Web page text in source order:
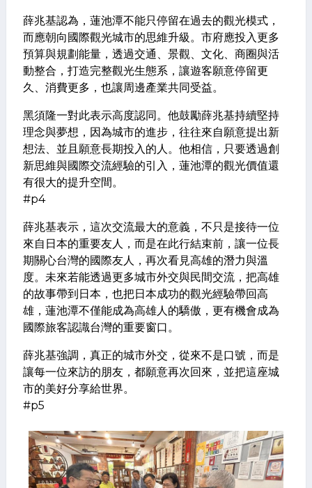
薛兆基認為，蓮池潭不能只停留在過去的觀光模式，
而應朝向國際觀光城市的思維升級。市府應投入更多
預算與規劃能量，透過交通、景觀、文化、商圈與活
動整合，打造完整觀光生態系，讓遊客願意停留更
久、消費更多，也讓周邊產業共同受益。
黑須隆一對此表示高度認同。他鼓勵薛兆基持續堅持
理念與夢想，因為城市的進步，往往來自願意提出新
想法、並且願意長期投入的人。他相信，只要透過創
新思維與國際交流經驗的引入，蓮池潭的觀光價值還
有很大的提升空間。
#p4
薛兆基表示，這次交流最大的意義，不只是接待一位
來自日本的重要友人，而是在此行結束前，讓一位長
期關心台灣的國際友人，再次看見高雄的潛力與溫
度。未來若能透過更多城市外交與民間交流，把高雄
的故事帶到日本，也把日本成功的觀光經驗帶回高
雄，蓮池潭不僅能成為高雄人的驕傲，更有機會成為
國際旅客認識台灣的重要窗口。
薛兆基強調，真正的城市外交，從來不是口號，而是
讓每一位來訪的朋友，都願意再次回來，並把這座城
市的美好分享給世界。
#p5